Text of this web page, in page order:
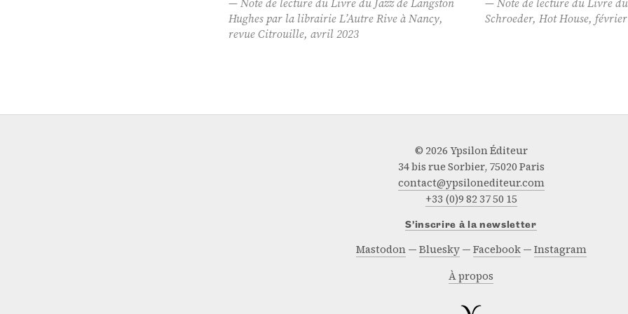
Hughes par la librairie L’Autre Rive à Nancy,
revueCitrouille, avril 2023
Schroeder, Hot House,
© 2026 Ypsilon Éditeur
34 bis rue Sorbier, 75020 Paris
contact@ypsilonediteur.com
+33 (0)9 82 37 50 15
S’inscrire à la newsletter
Mastodon Bluesky Facebook
Instagram
À propos